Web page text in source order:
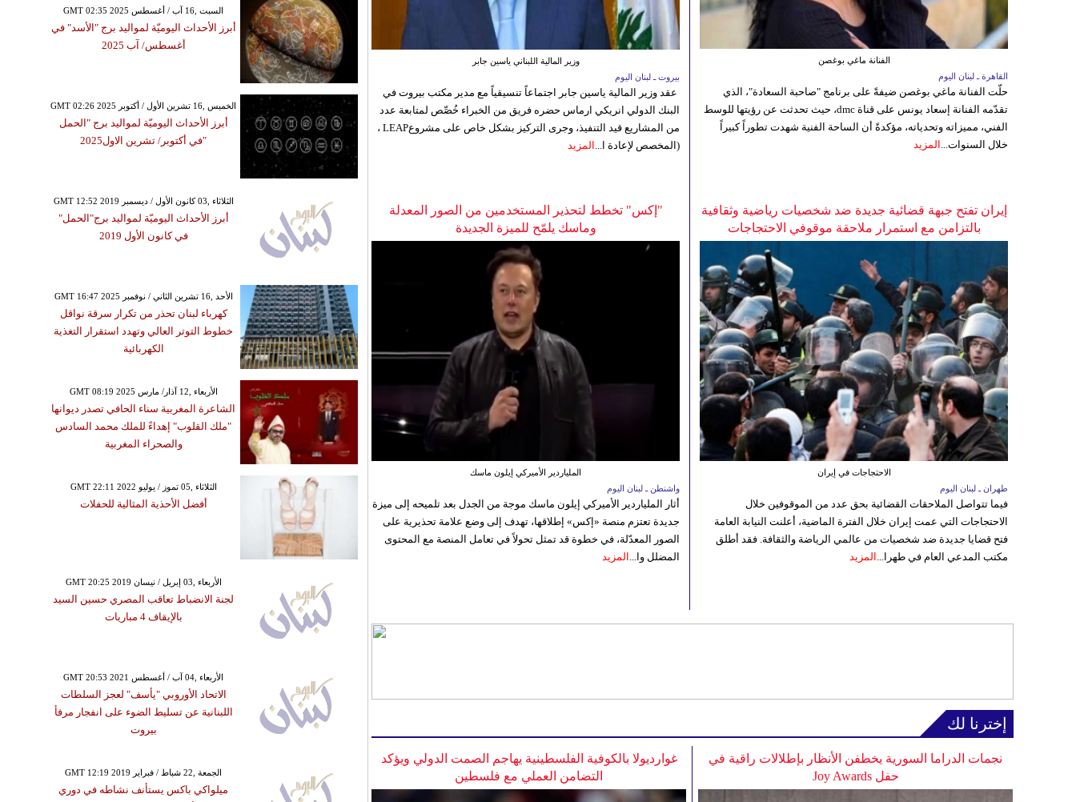
وزير المالية اللبناني ياسين جابر
بيروت ـ لبنان اليوم
عقد وزير المالية ياسين جابر اجتماعاً تنسيقياً مع مدير مكتب بيروت في
البنك الدولي انريكي ارماس حضره فريق من الخبراء خُصِّص لمتابعة عدد
من المشاريع قيد التنفيذ، وجرى التركيز بشكل خاص على مشروعLEAP ،
(المخصص لإعادة ا... المزيد
الفنانة ماغي بوغصن
القاهرة ـ لبنان اليوم
حلّت الفنانة ماغي بوغصن ضيفةً على برنامج "صاحبة السعادة"، الذي
تقدّمه الفنانة إسعاد يونس على قناة dmc، حيث تحدثت عن رؤيتها للوسط
الفني، مميزاته وتحدياته، مؤكدةً أن الساحة الفنية شهدت تطوراً كبيراً
خلال السنوات... المزيد
"إكس" تخطط لتحذير المستخدمين من الصور المعدلة
وماسك يلمّح للميزة الجديدة
الملياردير الأميركي إيلون ماسك
واشنطن ـ لبنان اليوم
أثار الملياردير الأميركي إيلون ماسك موجة من الجدل بعد تلميحه إلى ميزة
جديدة تعتزم منصة «إكس» إطلاقها، تهدف إلى وضع علامة تحذيرية على
الصور المعدّلة، في خطوة قد تمثل تحولاً في تعامل المنصة مع المحتوى
المضلل وا... المزيد
إيران تفتح جبهة قضائية جديدة ضد شخصيات رياضية وثقافية
بالتزامن مع استمرار ملاحقة موقوفي الاحتجاجات
الاحتجاجات في إيران
طهران ـ لبنان اليوم
فيما تتواصل الملاحقات القضائية بحق عدد من الموقوفين خلال
الاحتجاجات التي عمت إيران خلال الفترة الماضية، أعلنت النيابة العامة
فتح قضايا جديدة ضد شخصيات من عالمي الرياضة والثقافة. فقد أطلق
مكتب المدعي العام في طهرا... المزيد
إخترنا لك
غوارديولا بالكوفية الفلسطينية يهاجم الصمت الدولي ويؤكد
التضامن العملي مع فلسطين
نجمات الدراما السورية يخطفن الأنظار بإطلالات راقية في
حفل Joy Awards
GMT 02:35 2025 السبت ,16 آب / أغسطس
أبرز الأحداث اليوميّة لمواليد برج "الأسد" في
أغسطس/ آب 2025
GMT 02:26 2025 الخميس ,16 تشرين الأول / أكتوبر
أبرز الأحداث اليوميّة لمواليد برج "الحمل
"في أكتوبر/ تشرين الاول2025
GMT 12:52 2019 الثلاثاء ,03 كانون الأول / ديسمبر
أبرز الأحداث اليوميّة لمواليد برج"الحمل"
في كانون الأول 2019
GMT 16:47 2025 الأحد ,16 تشرين الثاني / نوفمبر
كهرباء لبنان تحذر من تكرار سرقة نواقل
خطوط التوتر العالي وتهدد استقرار التغذية
الكهربائية
GMT 08:19 2025 الأربعاء ,12 آذار/ مارس
الشاعرة المغربية سناء الحافي تصدر ديوانها
"ملك القلوب" إهداءً للملك محمد السادس
والصحراء المغربية
GMT 22:11 2022 الثلاثاء ,05 تموز / يوليو
أفضل الأحذية المثالية للحفلات
GMT 20:25 2019 الأربعاء ,03 إبريل / نيسان
لجنة الانضباط تعاقب المصري حسين السيد
بالإيقاف 4 مباريات
GMT 20:53 2021 الأربعاء ,04 آب / أغسطس
الاتحاد الأوروبي "يأسف" لعجز السلطات
اللبنانية عن تسليط الضوء على انفجار مرفأ
بيروت
GMT 12:19 2019 الجمعة ,22 شباط / فبراير
ميلواكي باكس يستأنف نشاطه في دوري